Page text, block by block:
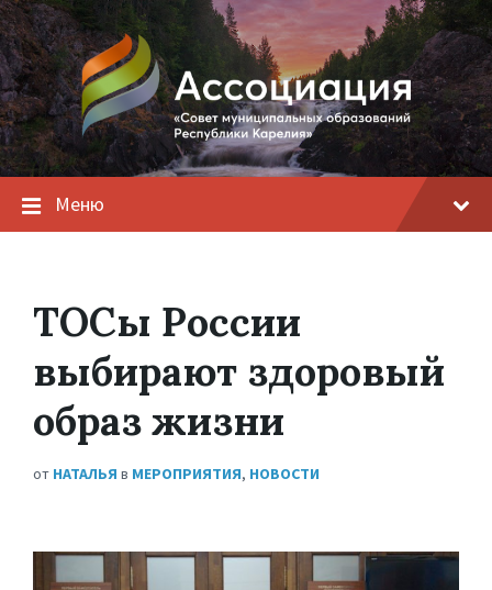
Меню
ТОСы России
выбирают здоровый
образ жизни
от НАТАЛЬЯ в МЕРОПРИЯТИЯ, НОВОСТИ